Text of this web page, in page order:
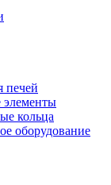
печей
элементы
кольца
оборудование